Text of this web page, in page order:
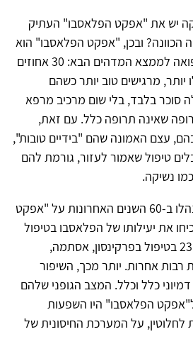
יש את "אפקט הפלאסבו" העתיק
הכוונה? ובכן, "אפקט הפלאסבו" הוא
השם המדעי שנתנה הרפואה לממצא המדהים הבא: 30 אחוזים
יותר, מרגישים טוב יותר כשהם
סוכר בלבד, בלי שום מרכיב מרפא
שאינה תרופה כלל. עם זאת,
עצם האמונה שהם "בידיים טובות",
טיפול שאמור לעזור, גורמת להם
נשיקה.
יותר מאלף מחקרים התנהלו ב-60 השנים האחרונות על "אפקט
את יעילותו של הפלאסבו בטיפול
בשפעת חורף רגילה וגם 23 בטיפול בפרקינסון, אסתמה,
רבות אחרות. יותר מכך, השיפור
כלל וכלל. המצב הגופני שלהם
הפלאסבו" היו השפעות
לחלוטין, על המערכת החיסונית של